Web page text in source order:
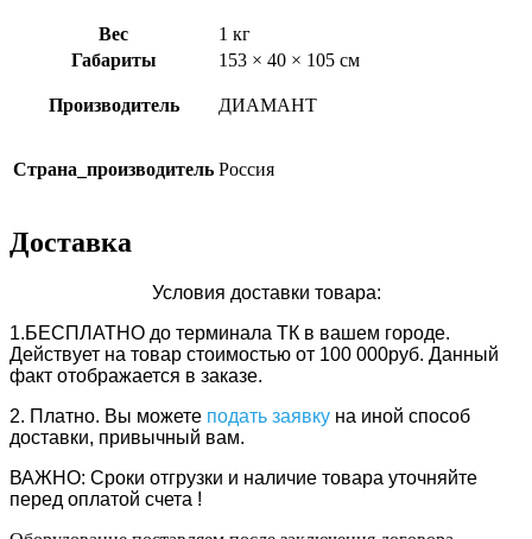
Вес
1 кг
Габариты
153 × 40 × 105 см
Производитель ДИАМАНТ
Страна_производитель Россия
Доставка
Условия доставки товара:
1.БЕСПЛАТНО до терминала ТК в вашем городе.
Действует на товар стоимостью от 100 000руб. Данный
факт отображается в заказе.
2. Платно. Вы можете подать заявку на иной способ
доставки, привычный вам.
ВАЖНО: Сроки отгрузки и наличие товара уточняйте
перед оплатой счета !